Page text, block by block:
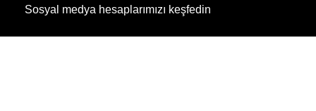
Sosyal medya hesaplarımızı keşfedin